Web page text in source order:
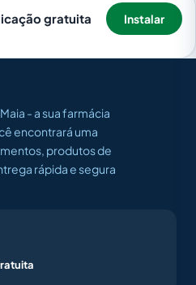
gratuita Instalar
- a sua farmácia
encontrará uma
produtos de
rápida e segura